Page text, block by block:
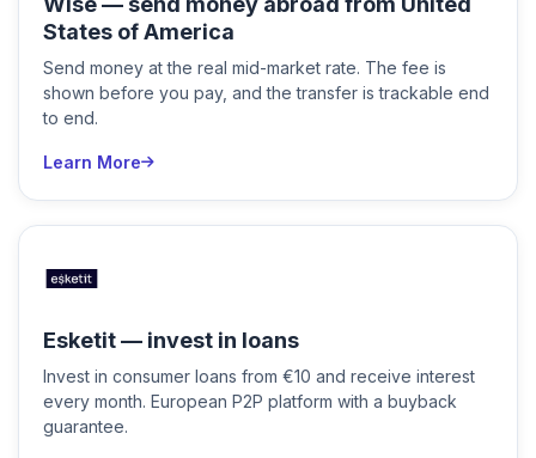
States of America
Send money at the real mid-market rate. The fee is
shown before you pay, and the transfer is trackable end
to end.
Learn More
Esketit — invest in loans
Invest in consumer loans from €10 and receive interest
every month. European P2P platform with a buyback
guarantee.